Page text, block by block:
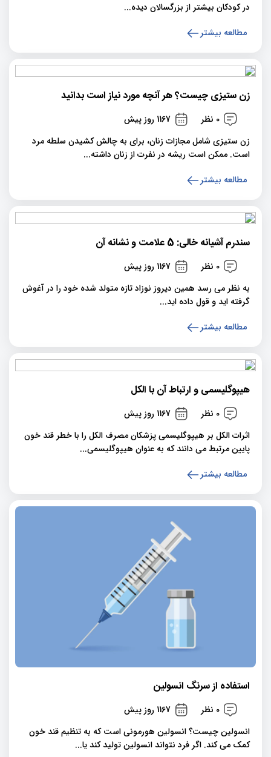
در کودکان بیشتر از بزرگسالان دیده...
مطالعه بیشتر
زن ستیزی چیست؟ هر آنچه مورد نیاز است بدانید
0 نظر
1167 روز پیش
زن ستیزی شامل مجازات زنان، برای به چالش کشیدن سلطه مرد
است. ممکن است ریشه در نفرت از زنان داشته...
مطالعه بیشتر
سندرم آشیانه خالی: 5 علامت و نشانه آن
0 نظر
1167 روز پیش
به نظر می رسد همین دیروز نوزاد تازه متولد شده خود را در آغوش
گرفته اید و قول داده اید...
مطالعه بیشتر
هیپوگلیسمی و ارتباط آن با الکل
0 نظر
1167 روز پیش
اثرات الکل بر هیپوگلیسمی پزشکان مصرف الکل را با خطر قند خون
پایین مرتبط می دانند که به عنوان هیپوگلیسمی...
مطالعه بیشتر
استفاده از سرنگ انسولین
0 نظر
1167 روز پیش
انسولین چیست؟ انسولین هورمونی است که به تنظیم قند خون
کمک می کند. اگر فرد نتواند انسولین تولید کند یا...